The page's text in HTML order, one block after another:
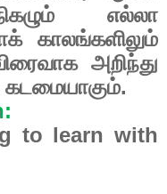
எல்லா
காலங்களிலும்
அறிந்து
கடமையாகும்.
to learn with